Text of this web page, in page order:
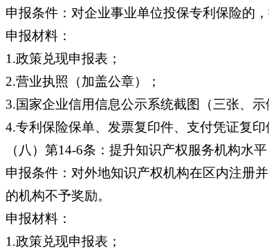
申报条件：对企业事业单位投保专利保险的
申报材料：
1.政策兑现申报表；
2.营业执照（加盖公章）；
3.国家企业信用信息公示系统截图（三张、示
4.专利保险保单、发票复印件、支付凭证复印
（八）第14-6条：提升知识产权服务机构水平
申报条件：对外地知识产权机构在区内注册
的机构不予奖励。
申报材料：
1.政策兑现申报表；